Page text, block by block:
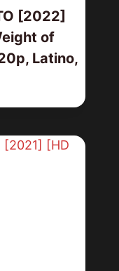
[2022]
of
Latino,